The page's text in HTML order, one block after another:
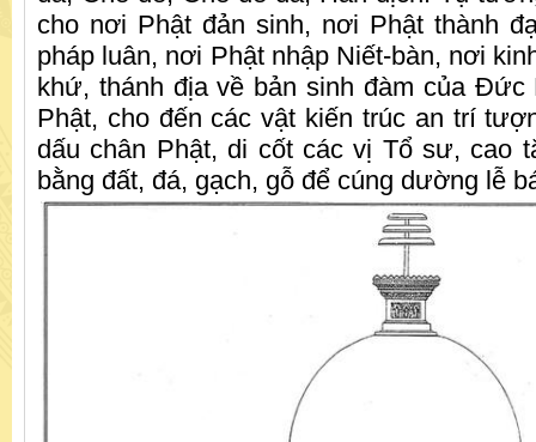
cho nơi Phật đản sinh, nơi Phật thành
pháp luân, nơi Phật nhập Niết-bàn, nơi
khứ, thánh địa về bản sinh đàm của Đức
Phật, cho đến các vật kiến trúc an trí
dấu chân Phật, di cốt các vị Tổ sư, cao
bằng đất, đá, gạch, gỗ để cúng dường lễ